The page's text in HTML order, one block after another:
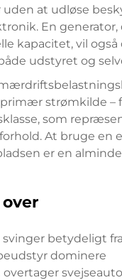
at udløse
En generator,
kapacitet, vil også
udstyret og
strømkilde –
som
At bruge en
er en
betydeligt fra
dominere